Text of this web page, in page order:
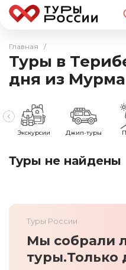
Главная /
Туры в
дня из
Экскурсии Джип-туры
Туры не найдены
Туры России
Мы собрали
туры.Только